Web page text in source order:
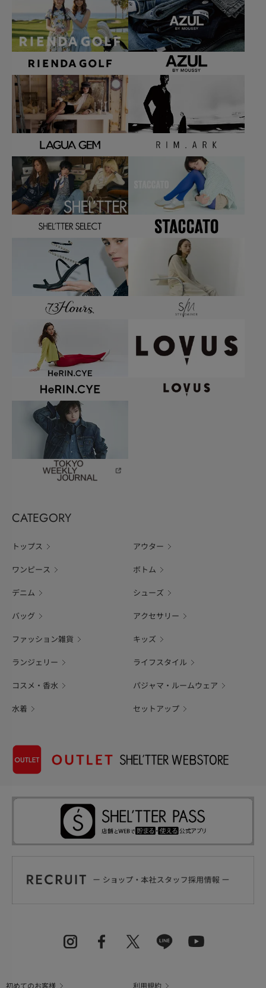
CATEGORY
トップス アウター
ワンピース ボトム
デニム シューズ
バッグ アクセサリー
ファッション雑貨 キッズ
ランジェリー ライフスタイル
コスメ・香水 パジャマ・ルームウェア
水着 セットアップ